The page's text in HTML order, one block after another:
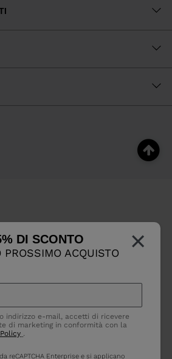
×
DI SCONTO
ACQUISTO
indirizzo e-mail, accetti di ricevere
di marketing in conformità con la
.
reCAPTCHA Enterprise e si applicano